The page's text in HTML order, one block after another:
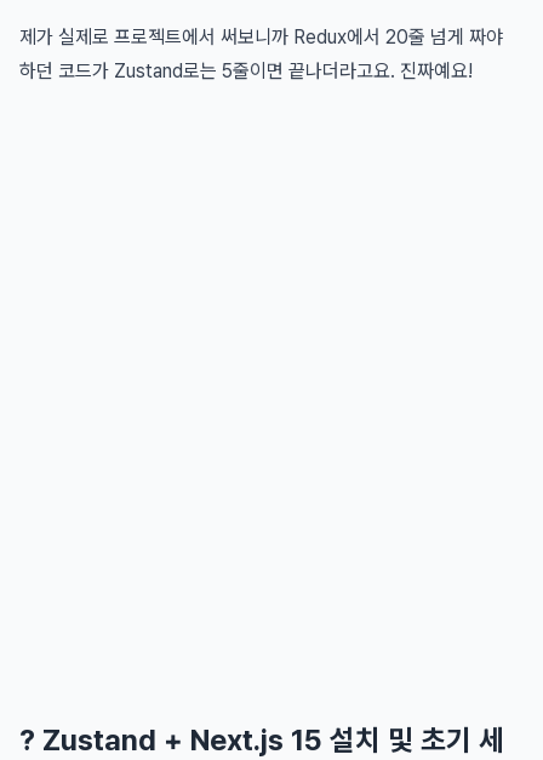
제가 실제로 프로젝트에서 써보니까 Redux에서 20줄 넘게 짜야
하던 코드가 Zustand로는 5줄이면 끝나더라고요. 진짜예요!
? Zustand + Next.js 15 설치 및 초기 세